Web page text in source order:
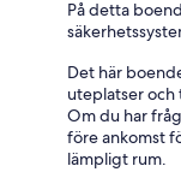
På detta
Det här
uteplatser och
Om du har
före ankomst
lämpligt rum.